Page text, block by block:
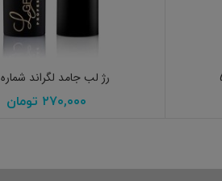
افزودن به سبد خرید
رژ لب جامد لگراند شماره 501
۲۷۰,۰۰۰ تومان